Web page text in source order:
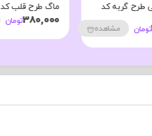
گربه کد
تومان مشاهده
ماگ طرح قلب کد 1128
380,000تومان